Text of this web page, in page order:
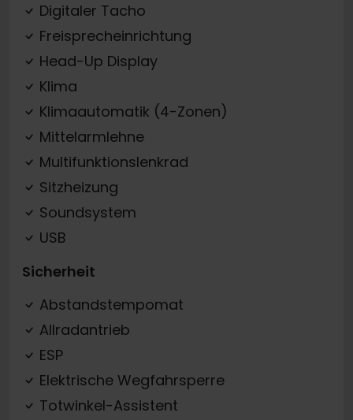
Digitaler Tacho
Freisprecheinrichtung
Head-Up Display
Klima
Klimaautomatik (4-Zonen)
Mittelarmlehne
Multifunktionslenkrad
Sitzheizung
Soundsystem
USB
Sicherheit
Abstandstempomat
Allradantrieb
ESP
Elektrische Wegfahrsperre
Totwinkel-Assistent